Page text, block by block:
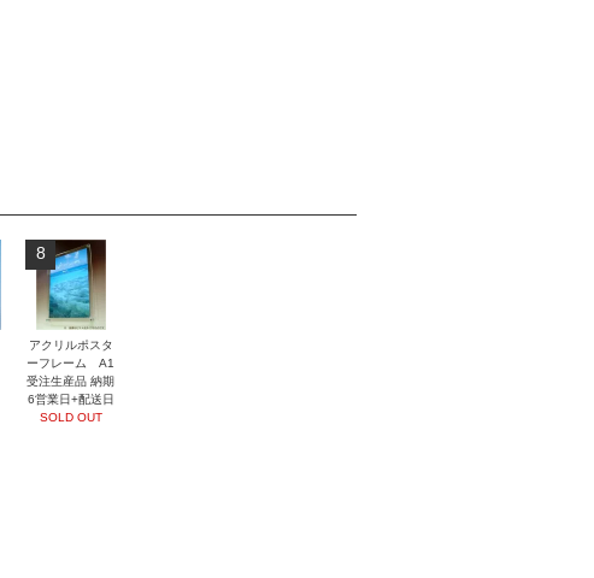
8
アクリルポスタ
ーフレーム A1
受注生産品 納期
6営業日+配送日
SOLD OUT